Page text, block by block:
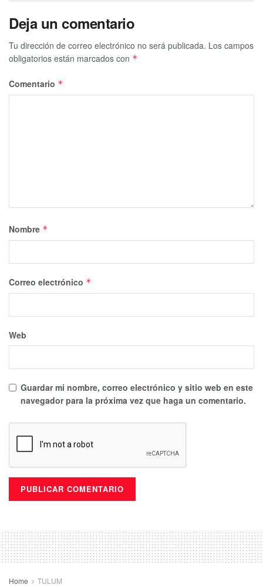
Deja un comentario
Tu dirección de correo electrónico no será publicada. Los campos
obligatorios están marcados con *
Comentario *
Nombre *
Correo electrónico *
Web
Guardar mi nombre, correo electrónico y sitio web en este
navegador para la próxima vez que haga un comentario.
Home TULUM